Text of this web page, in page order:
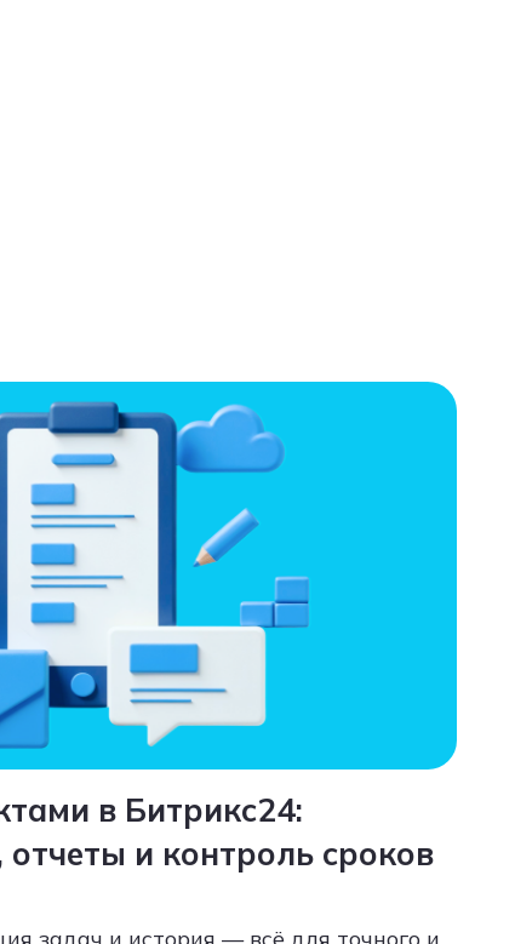
в Битрикс24:
и контроль сроков